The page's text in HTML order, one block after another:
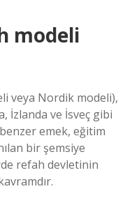
modeli
veya Nordik modeli),
İzlanda ve İsveç gibi
emek, eğitim
bir şemsiye
refah devletinin